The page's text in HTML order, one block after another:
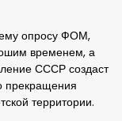
опросу ФОМ,
временем, а
СССР создаст
прекращения
территории.